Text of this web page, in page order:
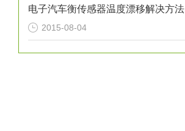
电子汽车衡传感器温度漂移解决方法
2015-08-04